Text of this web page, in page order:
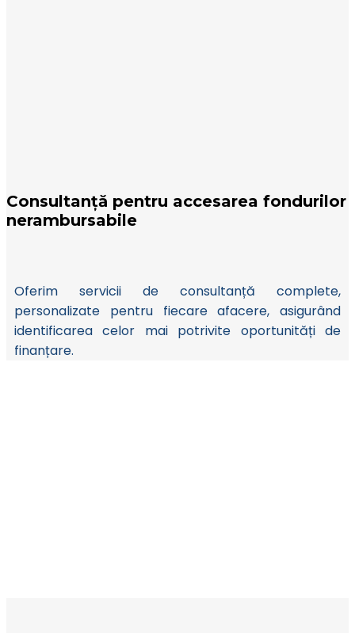
Consultanță pentru accesarea fondurilor
nerambursabile
Oferim servicii de consultanță complete,
personalizate pentru fiecare afacere, asigurând
identificarea celor mai potrivite oportunități de
finanțare.